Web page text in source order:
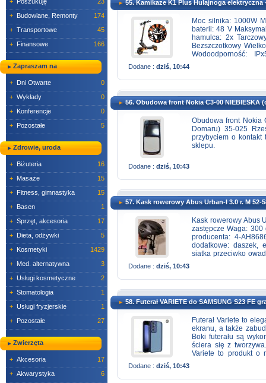
+ Budowlane, Remonty
174
+ Transportowe
45
+ Finansowe 166
Zapraszam na
+ Dni Otwarte
0
+ Wykłady
0
+ Konferencje
0
+ Pozostałe 5
Zdrowie, uroda
+ Biżuteria
16
+ Masaże
15
+ Fitness, gimnastyka
15
+ Basen
1
+ Sprzęt, akcesoria
17
+ Dieta, odżywki
5
+ Kosmetyki
1429
+ Med. alternatywna
3
+ Usługi kosmetyczne
2
+ Stomatologia
1
+ Usługi fryzjerskie
1
+ Pozostałe 27
Zwierzęta
+ Akcesoria
17
+ Akwarystyka
6
więcej energii i
ładowanie dzięki
Charge 4.0, które
baterię do 100%
dzięki wysokiej mocy
zarówno
55. Kamikaze K1 Plus Hulajnoga elektryczna
Moc silnika: 1000W
baterii: 48 V
hamulca: 2x
Bezszczotkowy
Wodoodporność:
Dodane : dziś, 10:44
56. Obudowa front Nokia C3-00 NIEBIESKA
Obudowa front Nokia
Domaru) 35-025
przybyciem o kontakt
sklepu.
Dodane : dziś, 10:43
57. Kask rowerowy Abus Urban-I 3.0 r. M 52-
Kask rowerowy Abus
zastępcze Waga:
producenta: 4-
dodatkowe: daszek,
siatka przeciwko
oferowanego towaru
Dodane : dziś, 10:43
58. Futerał VARIETE do SAMSUNG S23 FE
Futerał Variete to
ekranu, a także
Boki futerału są
ściera się z
Variete to produkt o
swój kolor dzięki
Dodane : dziś, 10:43